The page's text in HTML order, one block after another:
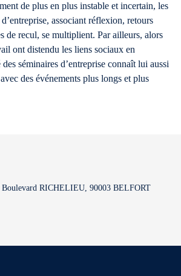
de plus en plus instable et incertain, les
associant réflexion, retours
de recul, se multiplient. Par ailleurs, alors
ont distendu les liens sociaux en
séminaires d’entreprise connaît lui aussi
des événements plus longs et plus
RICHELIEU, 90003 BELFORT